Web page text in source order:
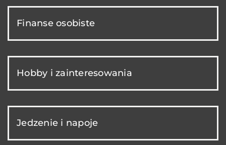
Finanse osobiste
Hobby i zainteresowania
Jedzenie i napoje